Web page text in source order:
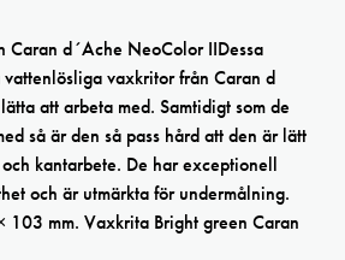
Caran d´Ache NeoColor IIDessa
vaxkritor från Caran d
att arbeta med. Samtidigt som de
så är den så pass hård att den är lätt
kantarbete. De har exceptionell
och är utmärkta för undermålning.
103 mm. Vaxkrita Bright green Caran